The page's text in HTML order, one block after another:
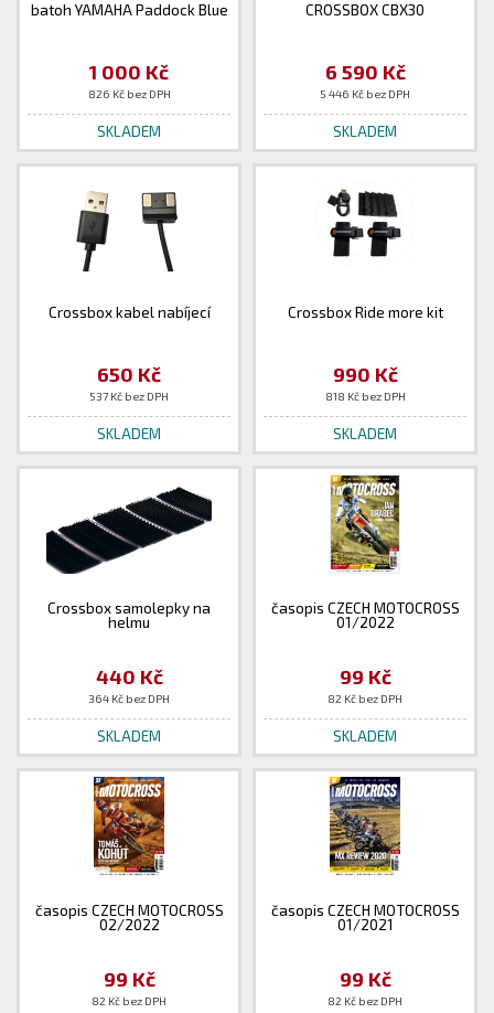
batoh YAMAHA Paddock Blue
1 000 Kč
826 Kč bez DPH
SKLADEM
CROSSBOX CBX30
6 590 Kč
5 446 Kč bez DPH
SKLADEM
Crossbox kabel nabíjecí
650 Kč
537 Kč bez DPH
SKLADEM
Crossbox Ride more kit
990 Kč
818 Kč bez DPH
SKLADEM
Crossbox samolepky na
helmu
440 Kč
364 Kč bez DPH
SKLADEM
časopis CZECH MOTOCROSS
01/2022
99 Kč
82 Kč bez DPH
SKLADEM
časopis CZECH MOTOCROSS
02/2022
99 Kč
82 Kč bez DPH
časopis CZECH MOTOCROSS
01/2021
99 Kč
82 Kč bez DPH